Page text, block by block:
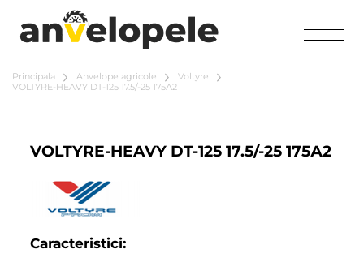
Principala Anvelope agricole
Voltyre
VOLTYRE-HEAVY DT-125 17.5/-25 175А2
VOLTYRE-HEAVY DT-125 17.5/-25 175А2
Caracteristici: